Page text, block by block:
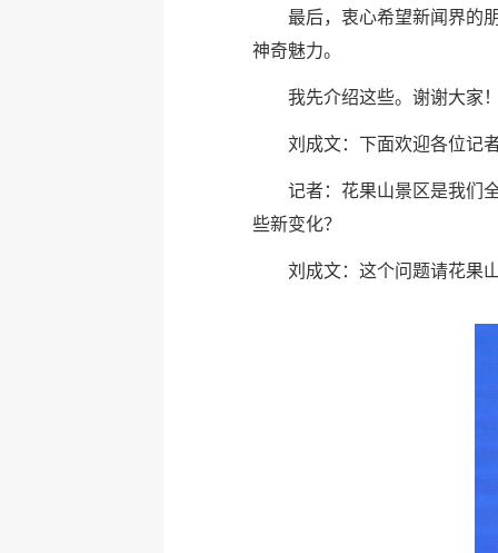
最后，衷心希望新闻界的
神奇魅力。
我先介绍这些。谢谢大家
刘成文：下面欢迎各位记
记者：花果山景区是我们
些新变化？
刘成文：这个问题请花果